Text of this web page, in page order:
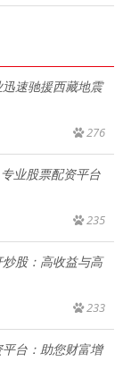
速驰援西藏地震
276
业股票配资平台
235
股：高收益与高
233
台：助您财富增